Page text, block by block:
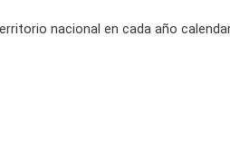
nacional en cada año